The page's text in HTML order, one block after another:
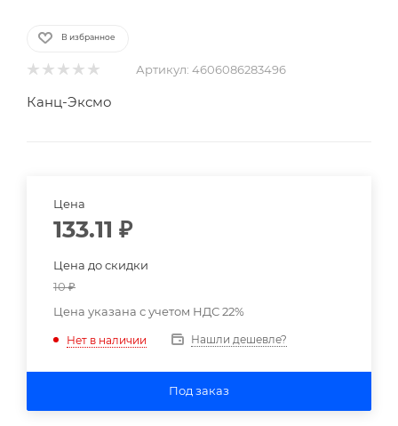
В избранное
Артикул: 4606086283496
Канц-Эксмо
Цена
133.11 ₽
Цена до скидки
10₽
Цена указана с учетом НДС 22%
Нет в наличии Нашли дешевле?
Под заказ